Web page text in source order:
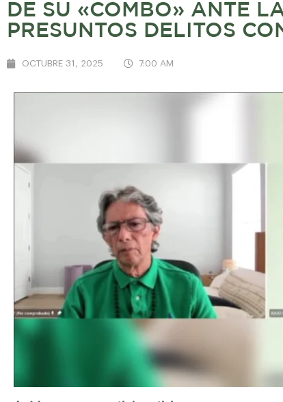
DE SU «COMBO» ANTE
PRESUNTOS DELITOS
OCTUBRE 31, 2025 7:00 AM